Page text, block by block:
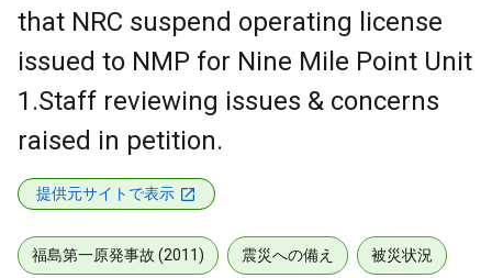
that NRC suspend operating license
issued to NMP for Nine Mile Point Unit
1.Staff reviewing issues & concerns
raised in petition.
提供元サイトで表示
福島第一原発事故 (2011) 震災への備え 被災状況